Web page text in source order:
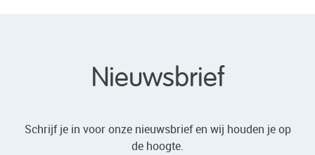
Nieuwsbrief
Schrijf je in voor onze nieuwsbrief en wij houden je op
de hoogte.